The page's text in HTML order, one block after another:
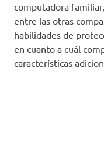
computadora
entre las otras
habilidades de
en cuanto a cuál
características